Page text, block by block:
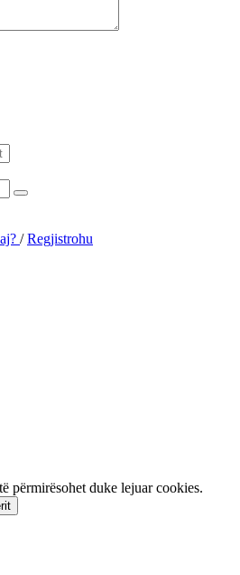
/Regjistrohu
përmirësohet duke lejuar cookies.